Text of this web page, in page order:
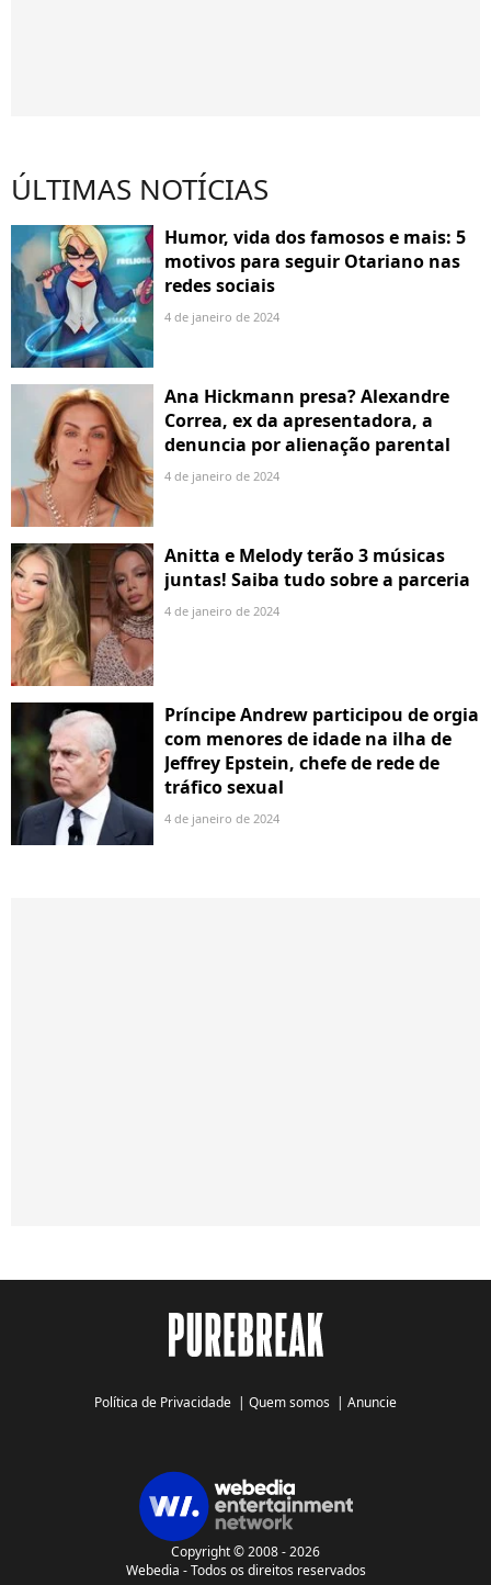
ÚLTIMAS NOTÍCIAS
Humor, vida dos famosos e mais: 5
motivos para seguir Otariano nas
redes sociais
4 de janeiro de 2024
Ana Hickmann presa? Alexandre
Correa, ex da apresentadora, a
denuncia por alienação parental
4 de janeiro de 2024
Anitta e Melody terão 3 músicas
juntas! Saiba tudo sobre a parceria
4 de janeiro de 2024
Príncipe Andrew participou de orgia
com menores de idade na ilha de
Jeffrey Epstein, chefe de rede de
tráfico sexual
4 de janeiro de 2024
Política de Privacidade | Quem somos | Anuncie
Copyright © 2008 - 2026
Webedia - Todos os direitos reservados